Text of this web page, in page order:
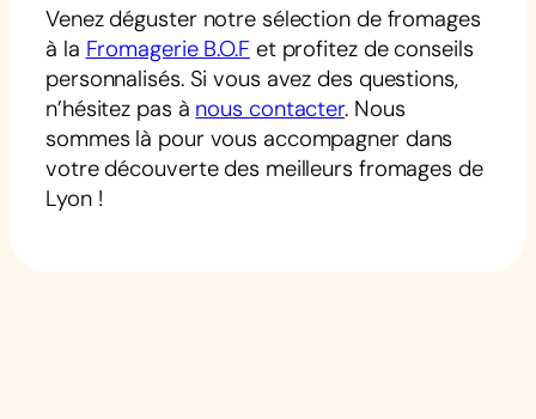
Venez déguster notre sélection de fromages
à la Fromagerie B.O.Fet profitez de conseils
personnalisés. Si vous avez des questions,
n’hésitez pas à nous contacter. Nous
sommes là pour vous accompagner dans
votre découverte des meilleurs fromages de
Lyon !